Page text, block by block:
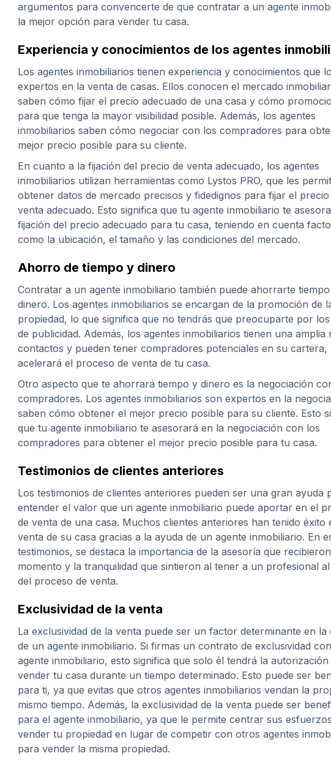
argumentos para convencerte de que contratar a un agente
la mejor opción para vender tu casa.
Experiencia y conocimientos de los agentes
Los agentes inmobiliarios tienen experiencia y conocimientos que
expertos en la venta de casas. Ellos conocen el mercado
saben cómo fijar el precio adecuado de una casa y cómo
para que tenga la mayor visibilidad posible. Además, los agentes
inmobiliarios saben cómo negociar con los compradores para
mejor precio posible para su cliente.
En cuanto a la fijación del precio de venta adecuado, los agentes
inmobiliarios utilizan herramientas como Lystos PRO, que les
obtener datos de mercado precisos y fidedignos para fijar el precio
venta adecuado. Esto significa que tu agente inmobiliario te
fijación del precio adecuado para tu casa, teniendo en cuenta
como la ubicación, el tamaño y las condiciones del mercado.
Ahorro de tiempo y dinero
Contratar a un agente inmobiliario también puede ahorrarte
dinero. Los agentes inmobiliarios se encargan de la promoción de
propiedad, lo que significa que no tendrás que preocuparte por los
de publicidad. Además, los agentes inmobiliarios tienen una amplia
contactos y pueden tener compradores potenciales en su cartera,
acelerará el proceso de venta de tu casa.
Otro aspecto que te ahorrará tiempo y dinero es la negociación
compradores. Los agentes inmobiliarios son expertos en la
saben cómo obtener el mejor precio posible para su cliente. Esto
que tu agente inmobiliario te asesorará en la negociación con los
compradores para obtener el mejor precio posible para tu casa.
Testimonios de clientes anteriores
Los testimonios de clientes anteriores pueden ser una gran ayuda
entender el valor que un agente inmobiliario puede aportar en el
de venta de una casa. Muchos clientes anteriores han tenido éxito
venta de su casa gracias a la ayuda de un agente inmobiliario. En
testimonios, se destaca la importancia de la asesoría que
momento y la tranquilidad que sintieron al tener a un profesional
del proceso de venta.
Exclusividad de la venta
La exclusividad de la venta puede ser un factor determinante en la
de un agente inmobiliario. Si firmas un contrato de exclusividad
agente inmobiliario, esto significa que solo él tendrá la autorización
vender tu casa durante un tiempo determinado. Esto puede ser
para ti, ya que evitas que otros agentes inmobiliarios vendan la
mismo tiempo. Además, la exclusividad de la venta puede ser
para el agente inmobiliario, ya que le permite centrar sus
vender tu propiedad en lugar de competir con otros agentes
para vender la misma propiedad.